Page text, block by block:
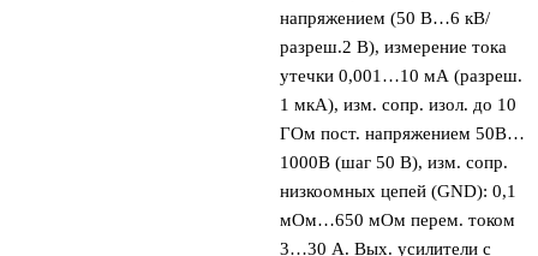
напряжением (50 В…6 кВ/
разреш.2 В), измерение тока
утечки 0,001…10 мА (разреш.
1 мкА), изм. сопр. изол. до 10
ГОм пост. напряжением 50В…
1000В (шаг 50 В), изм. сопр.
низкоомных цепей (GND): 0,1
мОм…650 мОм перем. током
3…30 А. Вых. усилители с